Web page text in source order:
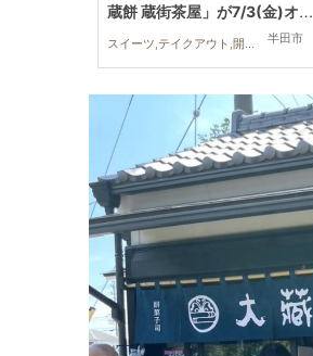
半田市
蔵餅 蔵街茶屋」が7/3(金)オー
プン
スイーツ,テイクアウト,開店,専門店,まちネタ